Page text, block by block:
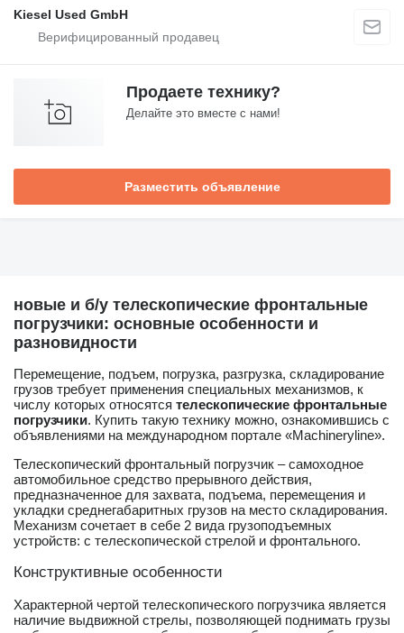
Kiesel Used GmbH
Продаете технику?
Делайте это вместе с нами!
Разместить объявление
новые и б/у телескопические фронтальные
погрузчики: основные особенности и
разновидности
Перемещение, подъем, погрузка, разгрузка, складирование
грузов требует применения специальных механизмов, к
числу которых относятся телескопические фронтальные
погрузчики. Купить такую технику можно, ознакомившись с
объявлениями на международном портале «Machineryline».
Телескопический фронтальный погрузчик – самоходное
автомобильное средство прерывного действия,
предназначенное для захвата, подъема, перемещения и
укладки среднегабаритных грузов на место складирования.
Механизм сочетает в себе 2 вида грузоподъемных
устройств: с телескопической стрелой и фронтального.
Конструктивные особенности
Характерной чертой телескопического погрузчика является
наличие выдвижной стрелы, позволяющей поднимать грузы